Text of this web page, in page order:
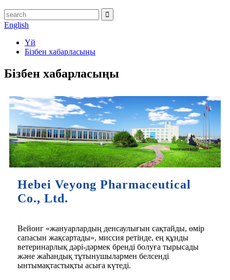
English
Үй
Бізбен хабарласыңы
Бізбен хабарласыңы
Hebei Veyong Pharmaceutical
Co., Ltd.
Вейонг «жануарлардың денсаулығын сақтайды, өмір
сапасын жақсартады», миссия ретінде, ең құнды
ветеринарлық дәрі-дәрмек бренді болуға тырысады
және жаһандық тұтынушылармен белсенді
ынтымақтастықты асыға күтеді.